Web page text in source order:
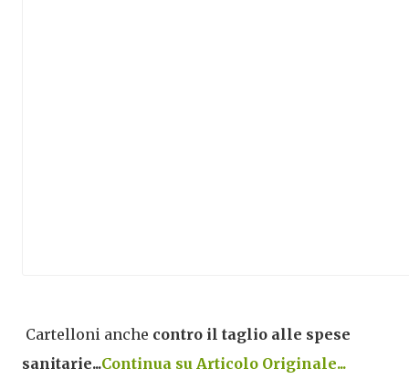
Cartelloni anche contro il taglio alle spese
sanitarie...Continua su Articolo Originale...